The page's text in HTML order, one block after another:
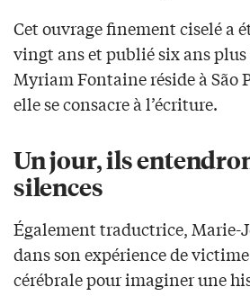
Cet ouvrage finement ciselé a
vingt ans et publié six ans
Myriam Fontaine réside à São
elle se consacre à l’écriture.
Un jour, ils
silences
Également traductrice, Marie-
dans son expérience de
cérébrale pour imaginer une